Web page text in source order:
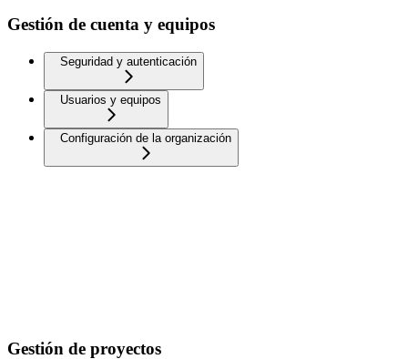
Gestión de cuenta y equipos
Seguridad y autenticación
Usuarios y equipos
Configuración de la organización
Gestión de proyectos